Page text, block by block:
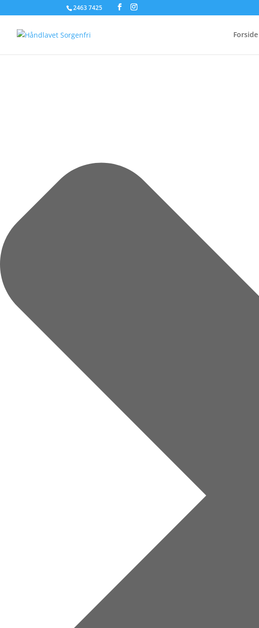
Administrer samtykke til cookies
2463 7425
Forside